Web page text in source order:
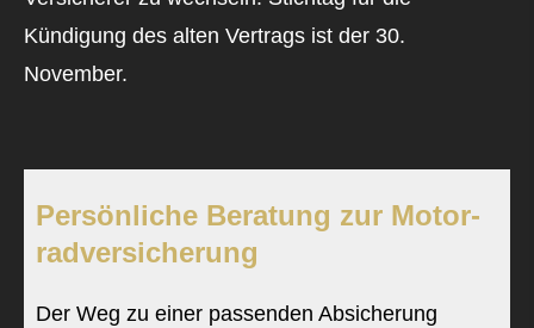
Kündigung des alten Vertrags ist der 30.
November.
Persönliche Beratung zur Motor­
rad­ver­sicherung
Der Weg zu einer passenden Absicherung